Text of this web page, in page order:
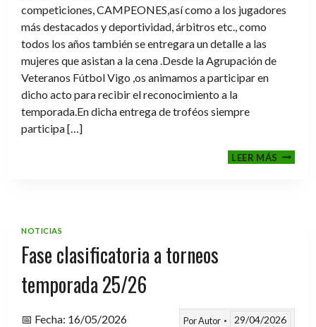
competiciones, CAMPEONES,así como a los jugadores
más destacados y deportividad, árbitros etc., como
todos los años también se entregara un detalle a las
mujeres que asistan a la cena .Desde la Agrupación de
Veteranos Fútbol Vigo ,os animamos a participar en
dicho acto para recibir el reconocimiento a la
temporada.En dicha entrega de troféos siempre
participa […]
LEER MÁSCENA-
NOTICIAS
Fase clasificatoria a torneos
temporada 25/26
PorAutor 29/04/2026
📅 Fecha: 16/05/2026